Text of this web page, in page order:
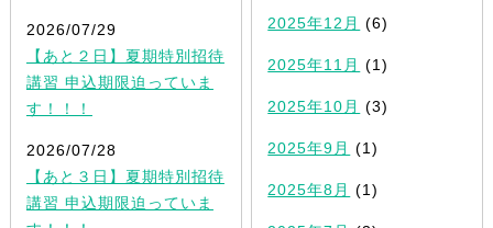
2026/07/29
【あと２日】夏期特別招待
講習 申込期限迫っていま
す！！！
2026/07/28
【あと３日】夏期特別招待
講習 申込期限迫っていま
2025年12月 (6)
2025年11月 (1)
2025年10月 (3)
2025年9月 (1)
2025年8月 (1)